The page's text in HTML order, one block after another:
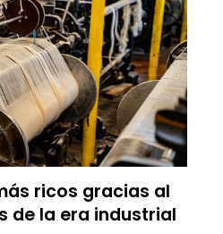
ricos gracias al
de la era industrial